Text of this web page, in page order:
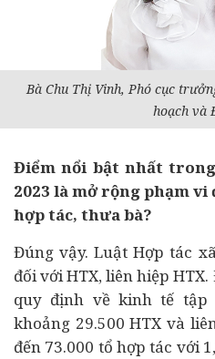
Bà Chu Thị Vinh, Phó cục
hoạch và
Điểm nổi bật nhất
2023 là mở rộng phạm
hợp tác, thưa bà?
Đúng vậy. Luật Hợp tác
đối với HTX, liên hiệp
quy định về kinh tế
khoảng 29.500 HTX và
đến 73.000 tổ hợp tác với